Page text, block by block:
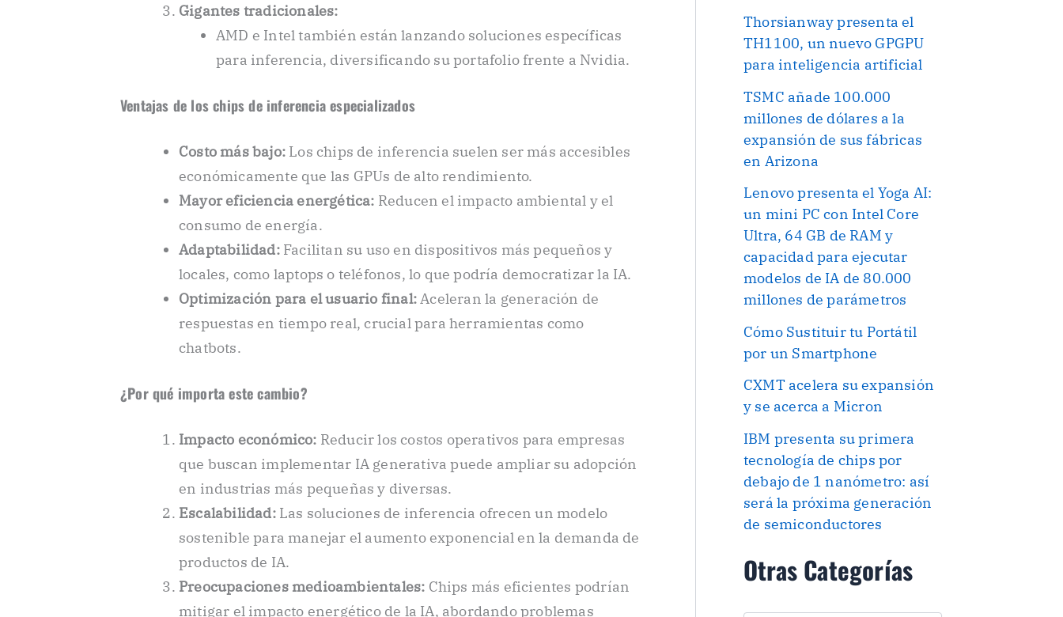
Gigantes tradicionales:
AMD e Intel también están lanzando soluciones específicas
para inferencia, diversificando su portafolio frente a Nvidia.
Ventajas de los chips de inferencia especializados
Costo más bajo: Los chips de inferencia suelen ser más accesibles
económicamente que las GPUs de alto rendimiento.
Mayor eficiencia energética: Reducen el impacto ambiental y el
consumo de energía.
Adaptabilidad:Facilitan su uso en dispositivos más pequeños y
locales, como laptops o teléfonos, lo que podría democratizar la IA.
Optimización para el usuario final:Aceleran la generación de
respuestas en tiempo real, crucial para herramientas como
chatbots.
¿Por qué importa este cambio?
Impacto económico: Reducir los costos operativos para empresas
que buscan implementar IA generativa puede ampliar su adopción
en industrias más pequeñas y diversas.
Escalabilidad:Las soluciones de inferencia ofrecen un modelo
sostenible para manejar el aumento exponencial en la demanda de
productos de IA.
Preocupaciones medioambientales: Chips más eficientes podrían
mitigar el impacto energético de la IA, abordando problemas
Thorsianway presenta el
TH1100, un nuevo GPGPU
para inteligencia artificial
TSMC añade 100.000
millones de dólares a la
expansión de sus fábricas
en Arizona
Lenovo presenta el Yoga AI:
un mini PC con Intel Core
Ultra, 64 GB de RAM y
capacidad para ejecutar
modelos de IA de 80.000
millones de parámetros
Cómo Sustituir tu Portátil
por un Smartphone
CXMT acelera su expansión
y se acerca a Micron
IBM presenta su primera
tecnología de chips por
debajo de 1 nanómetro: así
será la próxima generación
de semiconductores
Otras Categorías